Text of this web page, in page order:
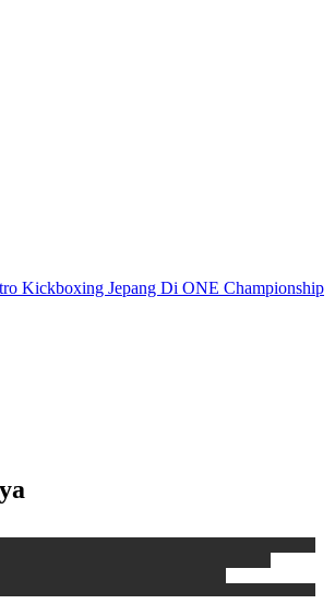
Kickboxing Jepang Di ONE Championship